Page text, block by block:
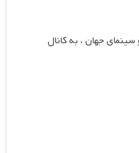
جهان ، به کانال